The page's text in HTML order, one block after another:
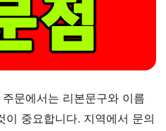
문에서는 리본문구와 이름
이 중요합니다. 지역에서 문의